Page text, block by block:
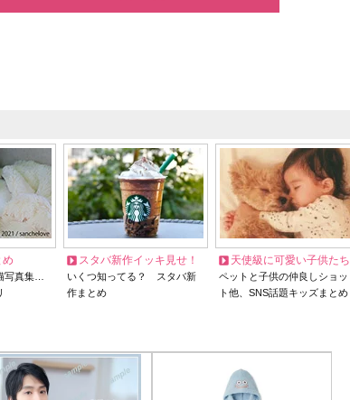
め
写真集…
スタバ新作イッキ見せ！
いくつ知ってる？ スタバ新
作まとめ
天使級に可愛い子供たち
ペットと子供の仲良しショッ
ト他、SNS話題キッズまとめ